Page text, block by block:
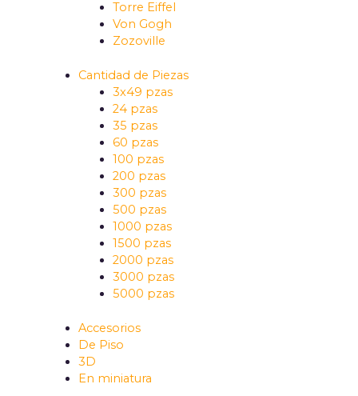
Torre Eiffel
Von Gogh
Zozoville
Cantidad de Piezas
3x49 pzas
24 pzas
35 pzas
60 pzas
100 pzas
200 pzas
300 pzas
500 pzas
1000 pzas
1500 pzas
2000 pzas
3000 pzas
5000 pzas
Accesorios
De Piso
3D
En miniatura